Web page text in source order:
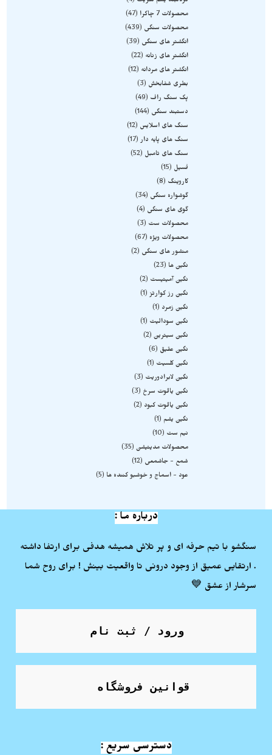
محصولات 7 چاکرا
47
محصولات سنگی
439
انگشتر های سنگی
39
انگشتر های زنانه
22
انگشتر های مردانه
12
بطری شفابخش
3
پک سنگ راف
49
دستبند سنگی
144
سنگ های اسلایس
12
سنگ های پایه دار 17
سنگ های تامبل
52
فسیل
15
کاروینگ
8
گوشواره سنگی
34
گوی های سنگی
4
محصولات ست
3
محصولات ویژه
67
منشور های سنگی
2
نگین ها
23
نگین آمیتیست
2
نگین رز کوارتز 1
نگین زمرد
1
نگین سودالیت
1
نگین سیترین 2
نگین عقیق
6
نگین کلسیت
1
نگین لابرادوریت
3
نگین یاقوت سرخ
3
نگین یاقوت کبود
2
نگین یشم
1
نیم ست
10
محصولات مدیتیشن 35
شمع - جاشمعی
12
عود - اسماج و خوشبو کننده ها
5
درباره ما :
سنگشو با تیم حرفه ای و پر تلاش همیشه هدفی برای ارتفا داشته
. ارتقایی عمیق از وجود درونی تا واقعیت بینش ! برای روح شما
سرشار از عشق 💙
ورود / ثبت نام
قوانین فروشگاه
دسترسی سریع :